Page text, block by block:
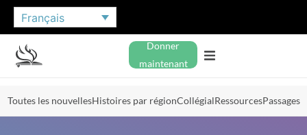
Français
Donner
maintenant
Toutes les nouvellesHistoires par régionCollégialRessourcesPassages